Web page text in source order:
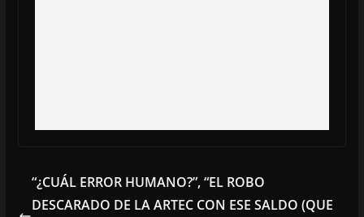
“¿CUÁL ERROR HUMANO?”, “EL ROBO
DESCARADO DE LA ARTEC CON ESE SALDO (QUE